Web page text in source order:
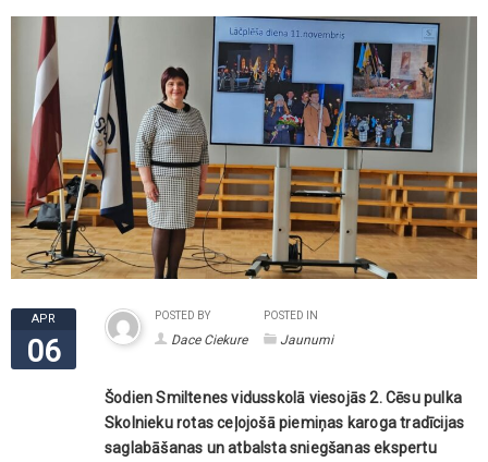
APR
06
POSTED BY
Dace Ciekure
POSTED IN
Jaunumi
Šodien Smiltenes vidusskolā viesojās 2. Cēsu pulka
Skolnieku rotas ceļojošā piemiņas karoga tradīcijas
saglabāšanas un atbalsta sniegšanas ekspertu